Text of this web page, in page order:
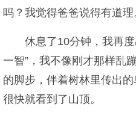
吗？我觉得爸爸说得有道理
休息了10分钟，我再
一智”，我不像刚才那样乱
的脚步，伴着树林里传出
很快就看到了山顶。